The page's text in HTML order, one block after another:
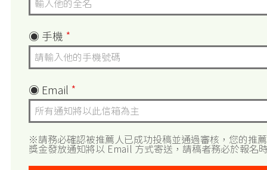
◉ 手機 *
◉ Email *
※請務必確認被推薦人已成功投稿並通過審核，您的推
獎金發放通知將以 Email 方式寄送，請稿者務必於報名